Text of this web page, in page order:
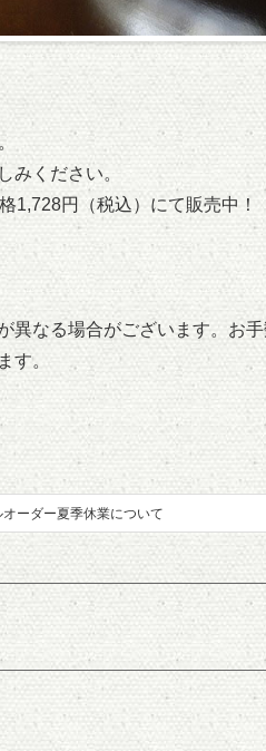
みください。
1,728円（税込）にて販売中！
異なる場合がございます。お
す。
オーダー夏季休業について